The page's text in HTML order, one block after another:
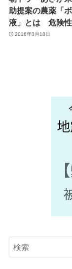
助提案の農薬「
液」とは 危険性
2016年3月18日